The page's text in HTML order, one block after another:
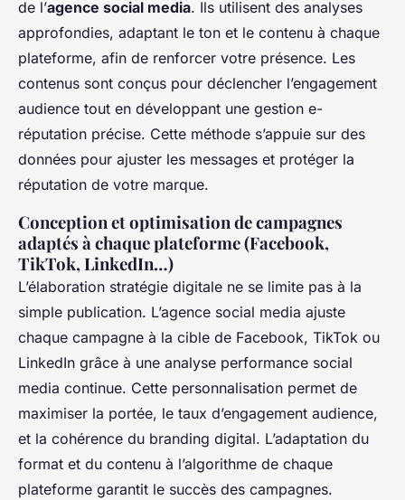
de l’agence social media. Ils utilisent des analyses
approfondies, adaptant le ton et le contenu à chaque
plateforme, afin de renforcer votre présence. Les
contenus sont conçus pour déclencher l’engagement
audience tout en développant une gestion e-
réputation précise. Cette méthode s’appuie sur des
données pour ajuster les messages et protéger la
réputation de votre marque.
Conception et optimisation de campagnes
adaptés à chaque plateforme (Facebook,
TikTok, LinkedIn…)
L’élaboration stratégie digitale ne se limite pas à la
simple publication. L’agence social media ajuste
chaque campagne à la cible de Facebook, TikTok ou
LinkedIn grâce à une analyse performance social
media continue. Cette personnalisation permet de
maximiser la portée, le taux d’engagement audience,
et la cohérence du branding digital. L’adaptation du
format et du contenu à l’algorithme de chaque
plateforme garantit le succès des campagnes.